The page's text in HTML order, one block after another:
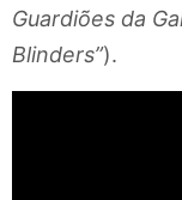
Guardiões da
Blinders”).